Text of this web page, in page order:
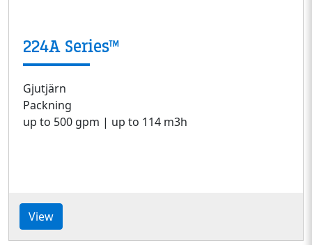
224A Series™
Gjutjärn
Packning
up to 500 gpm | up to 114 m3h
View